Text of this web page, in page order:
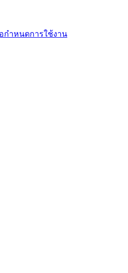
กำหนดการใช้งาน